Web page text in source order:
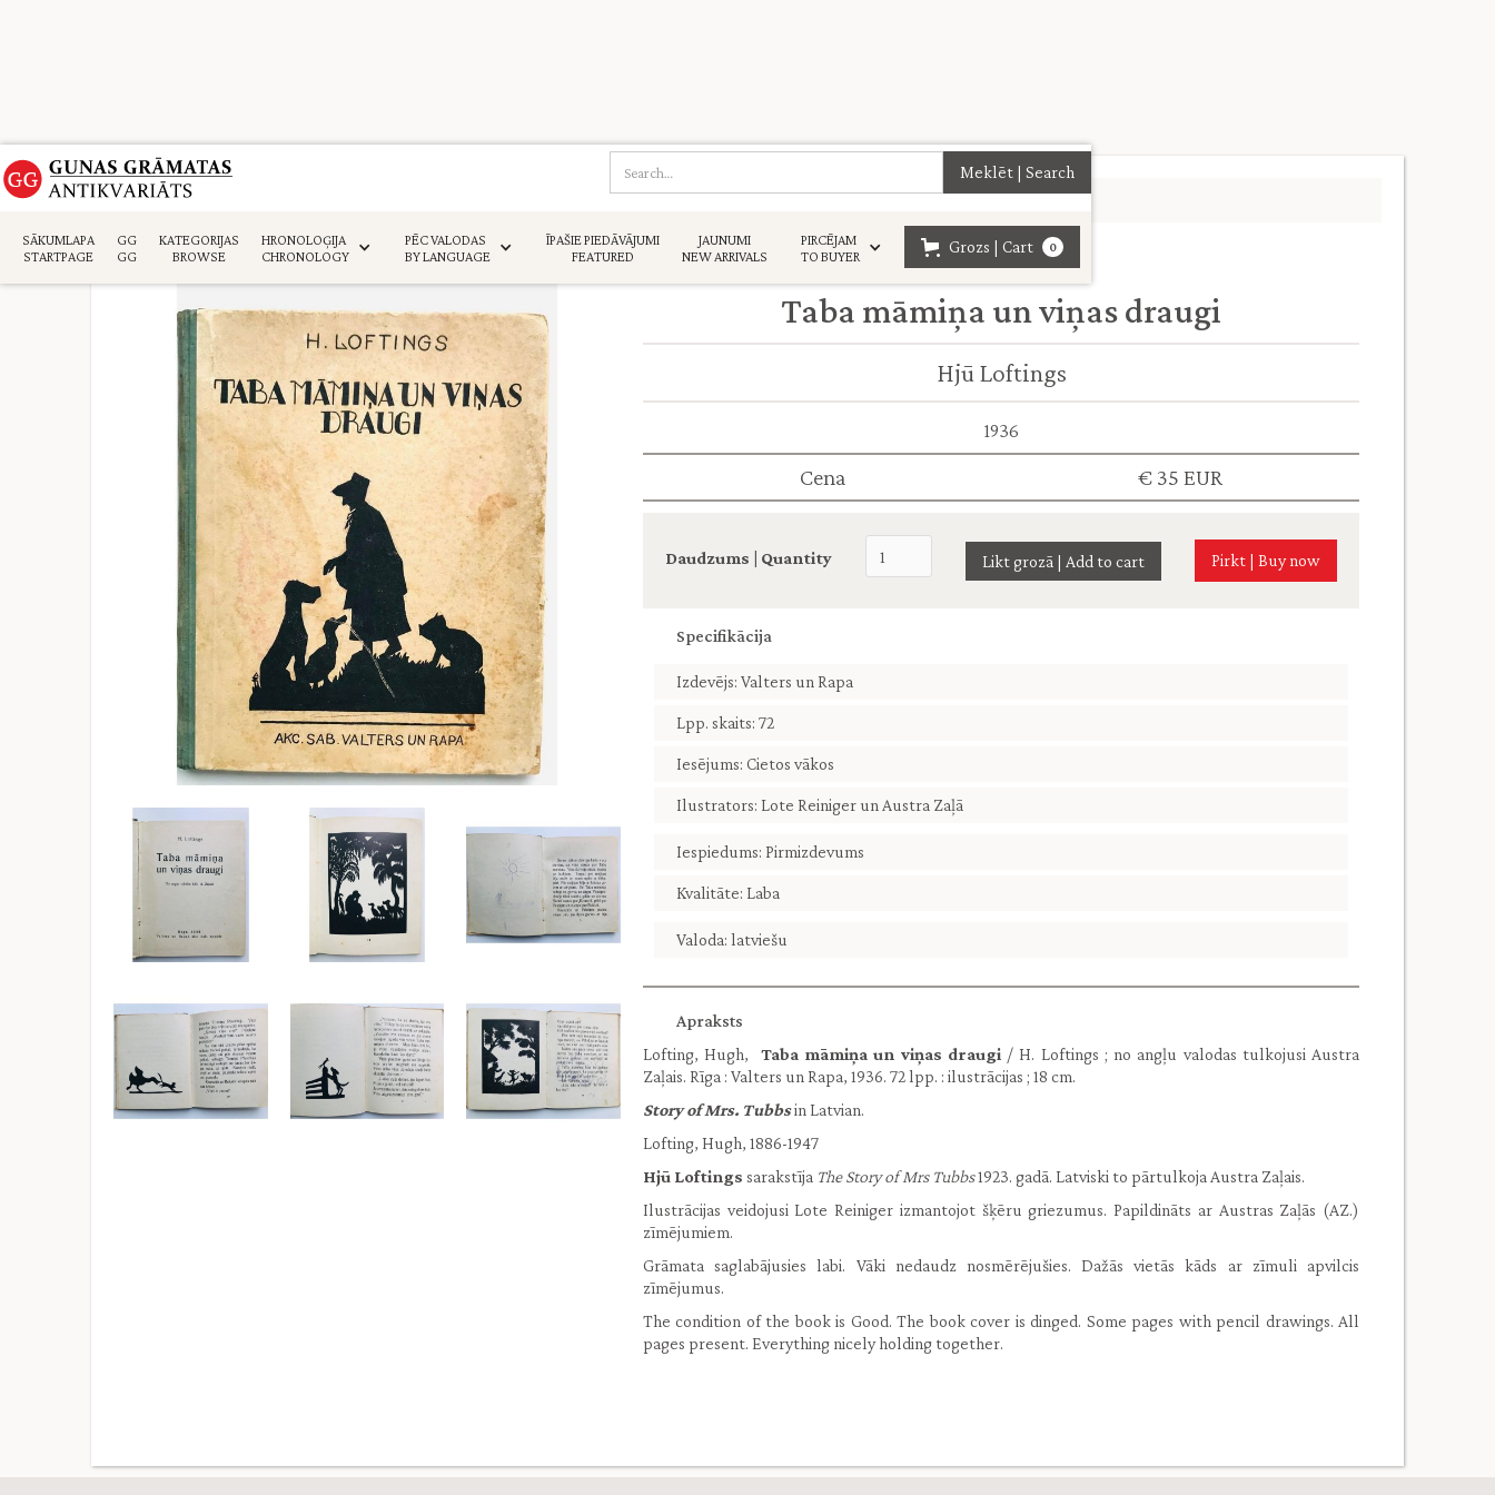
SĀKUMLAPA
STARTPAGE
GG
GG
KATEGORIJAS
BROWSE
HRONOLOĢIJA
CHRONOLOGY
PĒC VALODAS
BY LANGUAGE
ĪPAŠIE PIEDĀVĀJUMI
FEATURED
JAUNUMI
NEW ARRIVALS
PIRCĒJAM
TO BUYER
Grozs | Cart 0
Sākumlapa
Taba māmiņa un viņas draugi
Hjū Loftings
1936
Cena € 35 EUR
Daudzums | Quantity Pirkt | Buy now
Specifikācija
Izdevējs: Valters un Rapa
Lpp. skaits: 72
Iesējums: Cietos vākos
Ilustrators: Lote Reiniger un Austra Zaļā
Iespiedums: Pirmizdevums
Kvalitāte: Laba
Valoda: latviešu
Apraksts
Lofting, Hugh, Taba māmiņa un viņas draugi / H. Loftings ; no angļu valodas tulkojusi Austra
Zaļais. Rīga : Valters un Rapa, 1936. 72 lpp. : ilustrācijas ; 18 cm.
Story of Mrs. Tubbsin Latvian.
Lofting, Hugh, 1886-1947
Hjū Loftings sarakstīja The Story of Mrs Tubbs1923. gadā. Latviski to pārtulkoja Austra Zaļais.
Ilustrācijas veidojusi Lote Reiniger izmantojot šķēru griezumus. Papildināts ar Austras Zaļās (AZ.)
zīmējumiem.
Grāmata saglabājusies labi. Vāki nedaudz nosmērējušies. Dažās vietās kāds ar zīmuli apvilcis
zīmējumus.
The condition of the book is Good. The book cover is dinged. Some pages with pencil drawings. All
pages present. Everything nicely holding together.